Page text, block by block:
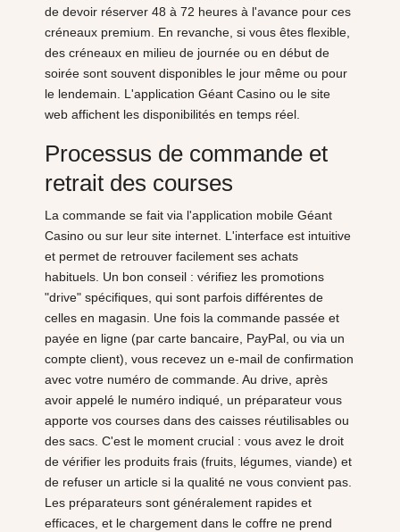
de devoir réserver 48 à 72 heures à l'avance pour ces
créneaux premium. En revanche, si vous êtes flexible,
des créneaux en milieu de journée ou en début de
soirée sont souvent disponibles le jour même ou pour
le lendemain. L'application Géant Casino ou le site
web affichent les disponibilités en temps réel.
Processus de commande et
retrait des courses
La commande se fait via l'application mobile Géant
Casino ou sur leur site internet. L'interface est intuitive
et permet de retrouver facilement ses achats
habituels. Un bon conseil : vérifiez les promotions
"drive" spécifiques, qui sont parfois différentes de
celles en magasin. Une fois la commande passée et
payée en ligne (par carte bancaire, PayPal, ou via un
compte client), vous recevez un e-mail de confirmation
avec votre numéro de commande. Au drive, après
avoir appelé le numéro indiqué, un préparateur vous
apporte vos courses dans des caisses réutilisables ou
des sacs. C'est le moment crucial : vous avez le droit
de vérifier les produits frais (fruits, légumes, viande) et
de refuser un article si la qualité ne vous convient pas.
Les préparateurs sont généralement rapides et
efficaces, et le chargement dans le coffre ne prend